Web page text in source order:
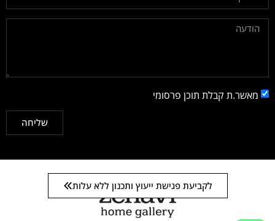
מאשר.ת קבלת תוכן פרסומי
שליחה
לקביעת פגישת ייעוץ ותכנון ללא עלות